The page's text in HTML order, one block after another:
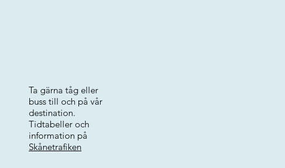
Ta gärna tåg eller
buss till och på vår
destination.
Tidtabeller och
information på
Skånetrafiken